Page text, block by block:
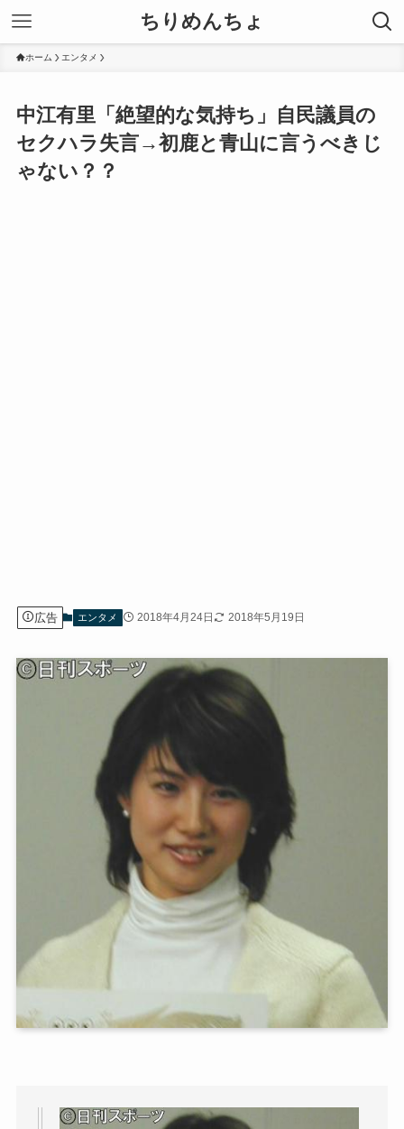
ちりめんちょ
ホーム エンタメ
中江有里「絶望的な気持ち」自民議員の
セクハラ失言→初鹿と青山に言うべきじ
ゃない？？
広告 エンタメ 2018年4月24日 2018年5月19日